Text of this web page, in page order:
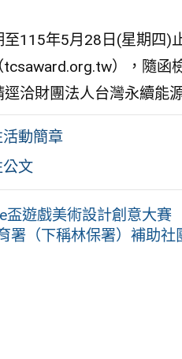
115年5月28日(星期四)
），隨函
洽財團法人台灣永續能
動簡章
文
盃遊戲美術設計創意大賽
署（下稱林保署）補助社